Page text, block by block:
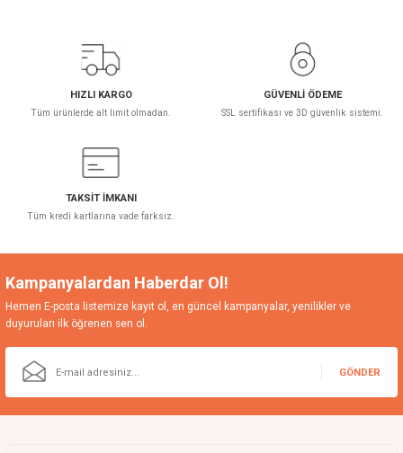
HIZLI KARGO
Tüm ürünlerde alt limit olmadan.
GÜVENLİ ÖDEME
SSL sertifikası ve 3D güvenlik sistemi.
TAKSİT İMKANI
Tüm kredi kartlarına vade farksız.
Kampanyalardan Haberdar Ol!
Hemen E-posta listemize kayıt ol, en güncel kampanyalar, yenilikler ve
duyuruları ilk öğrenen sen ol.
GÖNDER